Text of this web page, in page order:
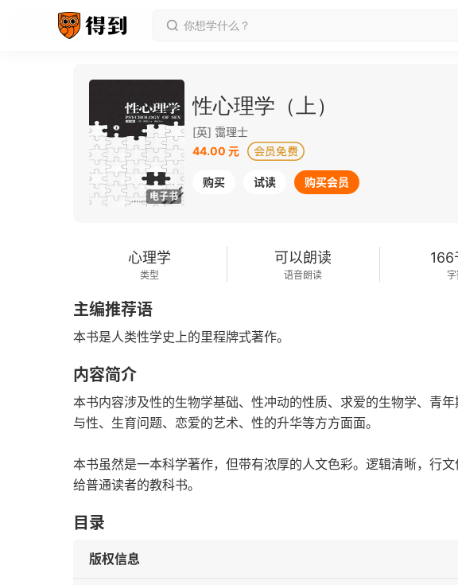
电子书
性心理学（上）
[英] 霭理士
44.00 元
购买 试读 购买会员
心理学
类型
可以朗读
语音朗读
166
主编推荐语
本书是人类性学史上的里程牌式著作。
内容简介
本书内容涉及性的生物学基础、性冲动的性质、求爱的生物学、青
与性、生育问题、恋爱的艺术、性的升华等方方面面。
本书虽然是一本科学著作，但带有浓厚的人文色彩。逻辑清晰，行
给普通读者的教科书。
目录
版权信息